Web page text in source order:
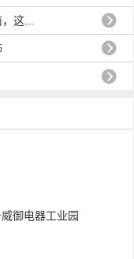
这...
御电器工业园